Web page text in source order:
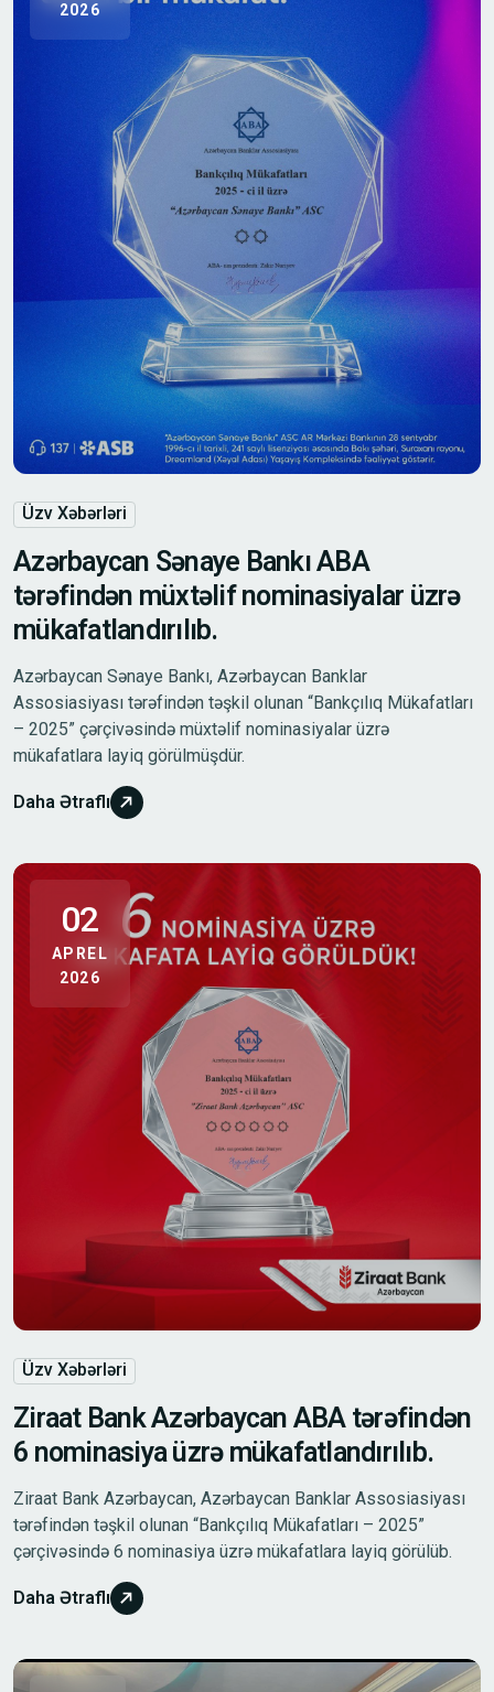
2026
Üzv Xəbərləri
Azərbaycan Sənaye Bankı ABA
tərəfindən müxtəlif nominasiyalar üzrə
mükafatlandırılıb.
Azərbaycan Sənaye Bankı, Azərbaycan Banklar
Assosiasiyası tərəfindən təşkil olunan “Bankçılıq Mükafatları
– 2025” çərçivəsində müxtəlif nominasiyalar üzrə
mükafatlara layiq görülmüşdür.
Daha Ətraflı
02
APREL
2026
Üzv Xəbərləri
Ziraat Bank Azərbaycan ABA tərəfindən
6 nominasiya üzrə mükafatlandırılıb.
Ziraat Bank Azərbaycan, Azərbaycan Banklar Assosiasiyası
tərəfindən təşkil olunan “Bankçılıq Mükafatları – 2025”
çərçivəsində 6 nominasiya üzrə mükafatlara layiq görülüb.
Daha Ətraflı